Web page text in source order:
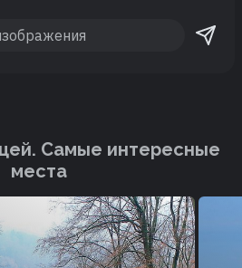
Cамые интересные
места